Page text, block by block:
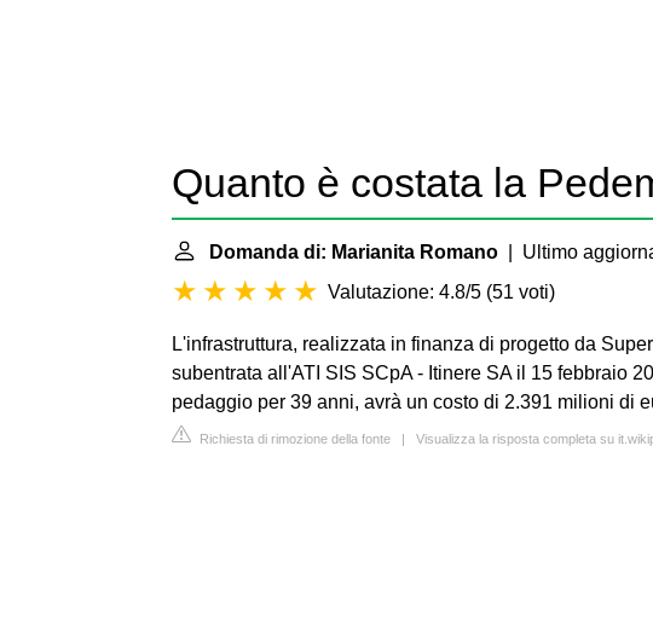
Quanto è costata la
Domanda di: Marianita Romano | Ultimo
Valutazione: 4.8/5 (51 voti)
L'infrastruttura, realizzata in finanza di progetto da
subentrata all'ATI SIS SCpA - Itinere SA il 15 febbraio
pedaggio per 39 anni, avrà un costo di 2.391 milioni di
Richiesta di rimozione della fonte | Visualizza la risposta completa su